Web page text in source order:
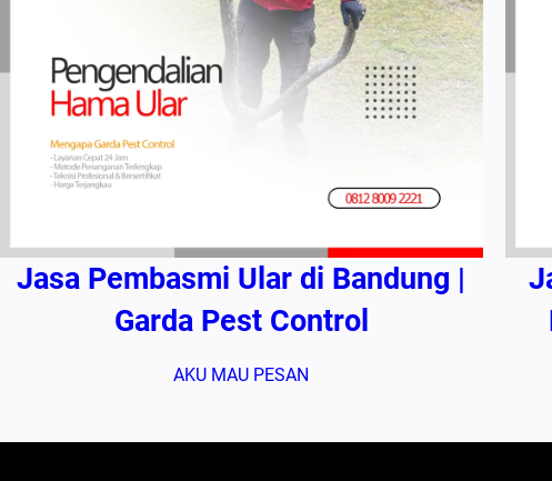
Jasa Pembasmi Ular di Bandung |
Garda Pest Control
AKU MAU PESAN